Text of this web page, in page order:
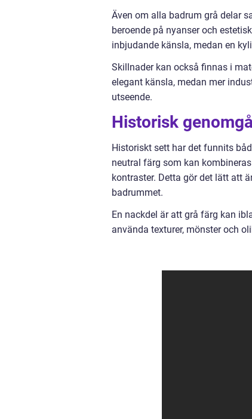
Även om alla badrum grå delar
beroende på nyanser och
inbjudande känsla, medan en
Skillnader kan också finnas i
elegant känsla, medan mer
utseende.
Historisk
Historiskt sett har det funnits
neutral färg som kan
kontraster. Detta gör det lätt att
badrummet.
En nackdel är att grå färg kan
använda texturer, mönster och